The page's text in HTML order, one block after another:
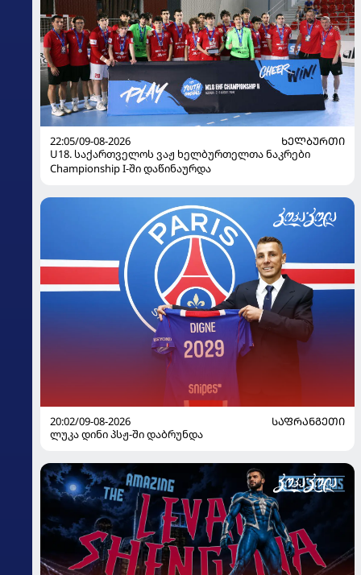
22:05/09-08-2026
ᲮᲔᲚᲑᲣᲠᲗᲘ
U18. საქართველოს ვაჟ ხელბურთელთა ნაკრები
Championship I-ში დაწინაურდა
20:02/09-08-2026
ᲡᲐᲤᲠᲐᲜᲒᲔᲗᲘ
ლუკა დინი პსჟ-ში დაბრუნდა